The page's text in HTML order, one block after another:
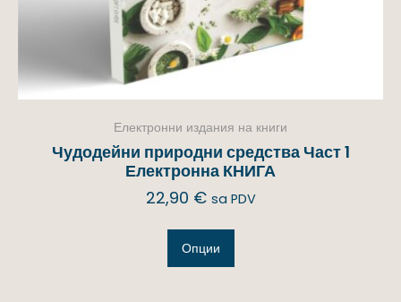
Електронни издания на книги
Чудодейни природни средства Част 1
Електронна КНИГА
22,90 € sa PDV
Опции